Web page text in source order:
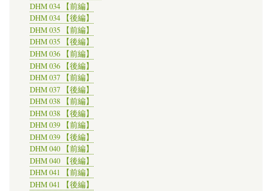
DHM 034 【前編】
DHM 034 【後編】
DHM 035 【前編】
DHM 035 【後編】
DHM 036 【前編】
DHM 036 【後編】
DHM 037 【前編】
DHM 037 【後編】
DHM 038 【前編】
DHM 038 【後編】
DHM 039 【前編】
DHM 039 【後編】
DHM 040 【前編】
DHM 040 【後編】
DHM 041 【前編】
DHM 041 【後編】